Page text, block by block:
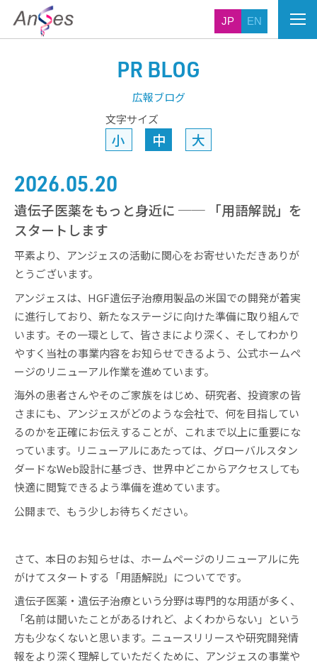
JP EN
PR BLOG
広報ブログ
文字サイズ
小 中 大
2026.05.20
遺伝子医薬をもっと身近に ── 「用語解説」を
スタートします
平素より、アンジェスの活動に関心をお寄せいただきありが
とうございます。
アンジェスは、HGF遺伝子治療用製品の米国での開発が着実
に進行しており、新たなステージに向けた準備に取り組んで
います。その一環として、皆さまにより深く、そしてわかり
やすく当社の事業内容をお知らせできるよう、公式ホームペ
ージのリニューアル作業を進めています。
海外の患者さんやそのご家族をはじめ、研究者、投資家の皆
さまにも、アンジェスがどのような会社で、何を目指してい
るのかを正確にお伝えすることが、これまで以上に重要にな
っています。リニューアルにあたっては、グローバルスタン
ダードなWeb設計に基づき、世界中どこからアクセスしても
快適に閲覧できるよう準備を進めています。
公開まで、もう少しお待ちください。
さて、本日のお知らせは、ホームページのリニューアルに先
がけてスタートする「用語解説」についてです。
遺伝子医薬・遺伝子治療という分野は専門的な用語が多く、
「名前は聞いたことがあるけれど、よくわからない」という
方も少なくないと思います。ニュースリリースや研究開発情
報をより深く理解していただくために、アンジェスの事業や